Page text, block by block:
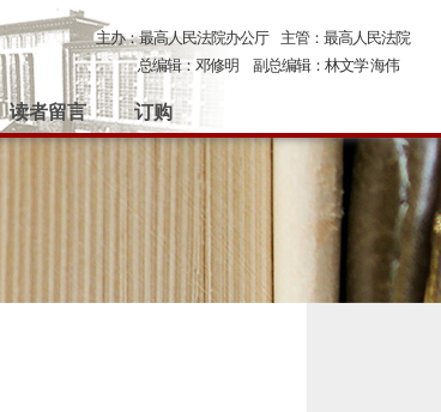
主办：最高人民法院办公厅
主管：最高人民法院
总编辑：邓修明
副总编辑：林文学 海伟
读者留言 订购